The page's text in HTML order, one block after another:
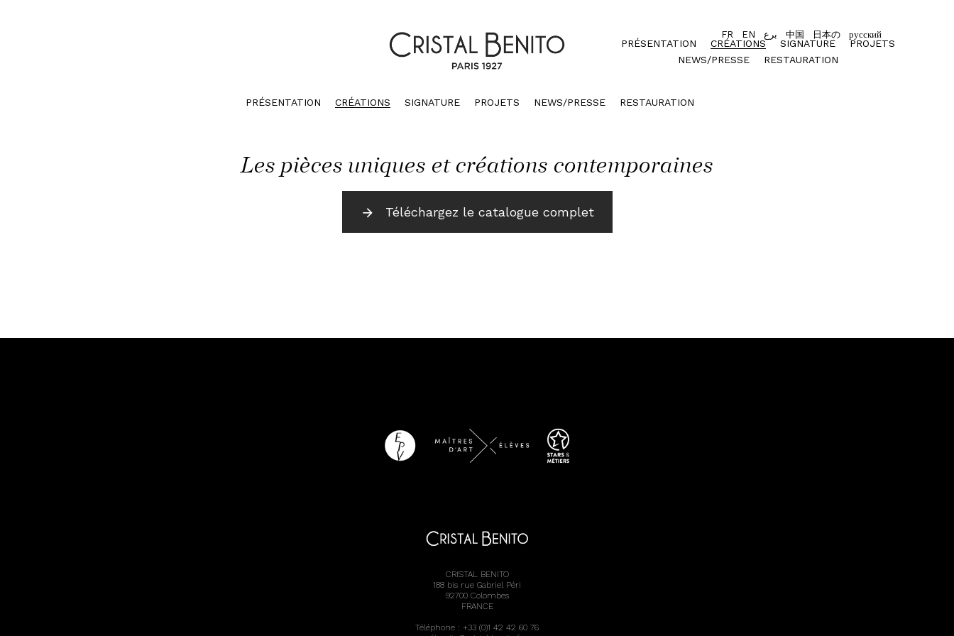
FR EN برع 中国 日本の русский
PRÉSENTATION CRÉATIONS SIGNATURE
PROJETS
NEWS/PRESSE
RESTAURATION
PRÉSENTATION CRÉATIONS SIGNATURE PROJETS NEWS/PRESSE RESTAURATION
Les pièces uniques et créations contemporaines
Téléchargez le catalogue complet
CRISTAL BENITO
188 bis rue Gabriel Péri
92700 Colombes
FRANCE
Téléphone : +33 (0)1 42 42 60 76